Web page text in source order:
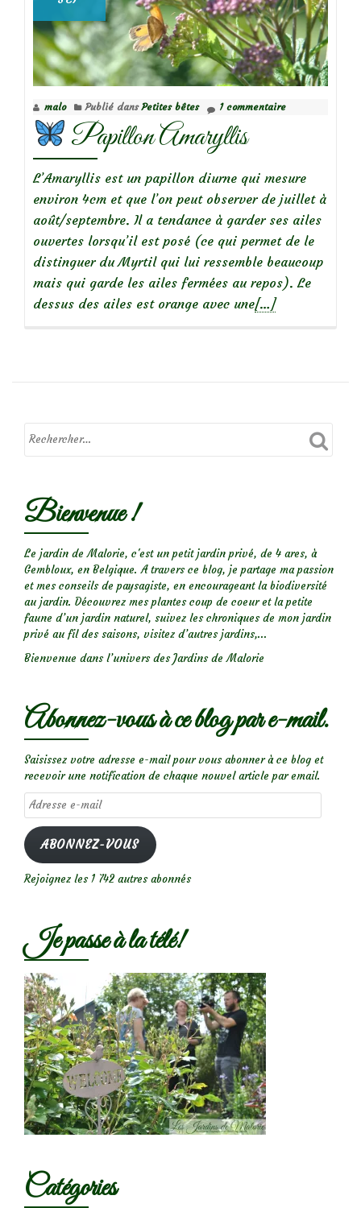
malo Publié dansPetites bêtes 1 commentaire
Papillon Amaryllis
L’Amaryllis est un papillon diurne qui mesure
environ 4cm et que l’on peut observer de juillet à
août/septembre. Il a tendance à garder ses ailes
ouvertes lorsqu’il est posé (ce qui permet de le
distinguer du Myrtil qui lui ressemble beaucoup
mais qui garde les ailes fermées au repos). Le
dessus des ailes est orange avec uneEn
Amaryllis
[…]
Bienvenue !
Le jardin de Malorie, c'est un petit jardin privé, de 4 ares, à
Gembloux, en Belgique. A travers ce blog, je partage ma passion
et mes conseils de paysagiste, en encourageant la biodiversité
au jardin. Découvrez mes plantes coup de coeur et la petite
faune d’un jardin naturel, suivez les chroniques de mon jardin
privé au fil des saisons, visitez d’autres jardins,...
Bienvenue dans l’univers des Jardins de Malorie
Abonnez-vous à ce blog par e-mail.
Saisissez votre adresse e-mail pour vous abonner à ce blog et
recevoir une notification de chaque nouvel article par email.
Adresse
e-
mail
ABONNEZ-VOUS
Rejoignez les 1 742 autres abonnés
Je passe à la télé!
Catégories